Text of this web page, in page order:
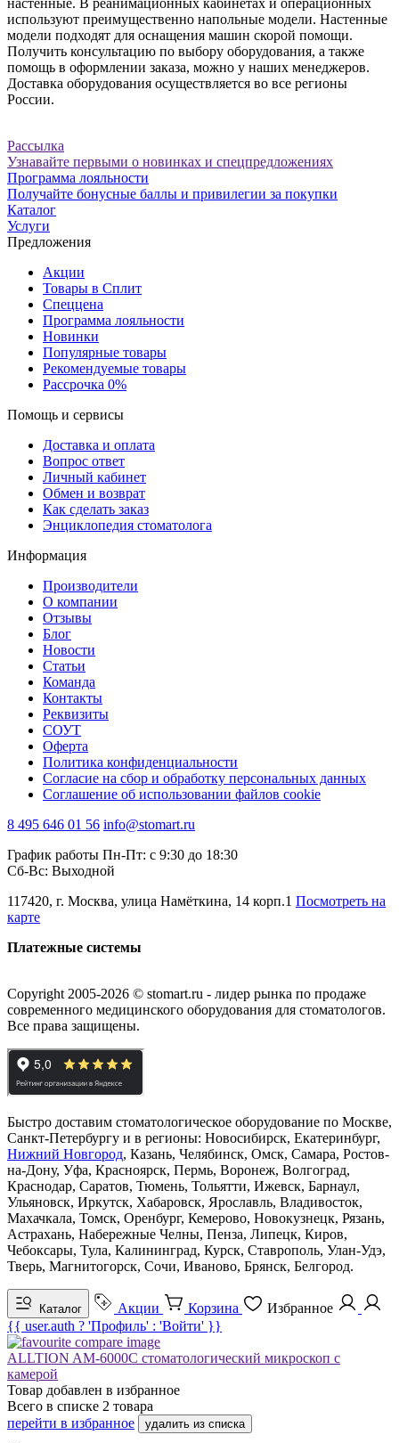
используют преимущественно напольные модели. Настенные
модели подходят для оснащения машин скорой помощи.
Получить консультацию по выбору оборудования, а также
помощь в оформлении заказа, можно у наших менеджеров.
Доставка оборудования осуществляется во все регионы
России.
Рассылка
Узнавайте первыми о новинках и спецпредложениях
Программа лояльности
Получайте бонусные баллы и привилегии за покупки
Каталог
Услуги
Предложения
Акции
Товары в Сплит
Спеццена
Программа лояльности
Новинки
Популярные товары
Рекомендуемые товары
Рассрочка 0%
Помощь и сервисы
Доставка и оплата
Вопрос ответ
Личный кабинет
Обмен и возврат
Как сделать заказ
Энциклопедия стоматолога
Информация
Производители
О компании
Отзывы
Блог
Новости
Статьи
Команда
Контакты
Реквизиты
СОУТ
Оферта
Политика конфиденциальности
Согласие на сбор и обработку персональных данных
Соглашение об использовании файлов cookie
8 495 646 01 56 info@stomart.ru
График работы Пн-Пт: с 9:30 до 18:30
Сб-Вс: Выходной
117420, г. Москва, улица Намёткина, 14 корп.1 Посмотреть на
карте
Платежные системы
Copyright 2005-2026 © stomart.ru - лидер рынка по продаже
современного медицинского оборудования для стоматологов.
Все права защищены.
Быстро доставим стоматологическое оборудование по Москве,
Санкт-Петербургу и в регионы: Новосибирск, Екатеринбург,
Нижний Новгород, Казань, Челябинск, Омск, Самара, Ростов-
на-Дону, Уфа, Красноярск, Пермь, Воронеж, Волгоград,
Краснодар, Саратов, Тюмень, Тольятти, Ижевск, Барнаул,
Ульяновск, Иркутск, Хабаровск, Ярославль, Владивосток,
Махачкала, Томск, Оренбург, Кемерово, Новокузнецк, Рязань,
Астрахань, Набережные Челны, Пенза, Липецк, Киров,
Чебоксары, Тула, Калининград, Курск, Ставрополь, Улан-Удэ,
Тверь, Магнитогорск, Сочи, Иваново, Брянск, Белгород.
Каталог Акции Корзина
Избранное
{{ user.auth ? 'Профиль' : 'Войти' }}
ALLTION AM-6000C стоматологический микроскоп с
камерой
Товар добавлен в избранное
Всего в списке 2 товара
перейти в избранное
удалить из списка